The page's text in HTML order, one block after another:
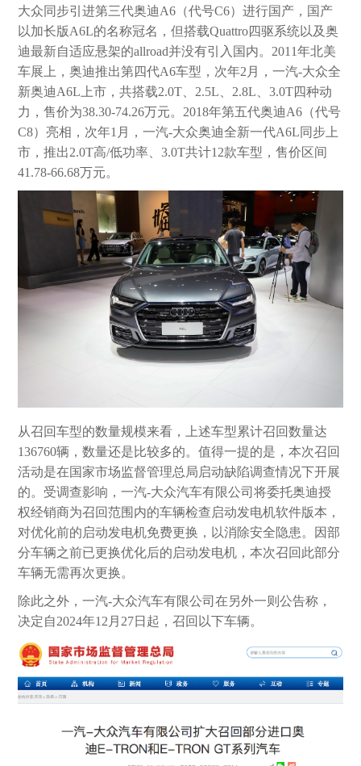
大众同步引进第三代奥迪A6（代号C6）进行国产，国产
以加长版A6L的名称冠名，但搭载Quattro四驱系统以及奥
迪最新自适应悬架的allroad并没有引入国内。2011年北美
车展上，奥迪推出第四代A6车型，次年2月，一汽-大众全
新奥迪A6L上市，共搭载2.0T、2.5L、2.8L、3.0T四种动
力，售价为38.30-74.26万元。2018年第五代奥迪A6（代号
C8）亮相，次年1月，一汽-大众奥迪全新一代A6L同步上
市，推出2.0T高/低功率、3.0T共计12款车型，售价区间
41.78-66.68万元。
从召回车型的数量规模来看，上述车型累计召回数量达
136760辆，数量还是比较多的。值得一提的是，本次召回
活动是在国家市场监督管理总局启动缺陷调查情况下开展
的。受调查影响，一汽-大众汽车有限公司将委托奥迪授
权经销商为召回范围内的车辆检查启动发电机软件版本，
对优化前的启动发电机免费更换，以消除安全隐患。因部
分车辆之前已更换优化后的启动发电机，本次召回此部分
车辆无需再次更换。
除此之外，一汽-大众汽车有限公司在另外一则公告称，
决定自2024年12月27日起，召回以下车辆。